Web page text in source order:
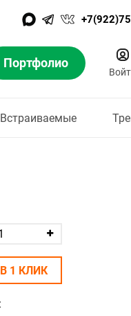
Портфолио
Встраиваемые
1 КЛИК